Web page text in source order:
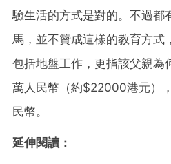
驗生活的方式是對的。不過都
馬，並不贊成這樣的教育方式
包括地盤工作，更指該父親為
萬人民幣（約$22000港元）
民幣。
延伸閱讀：